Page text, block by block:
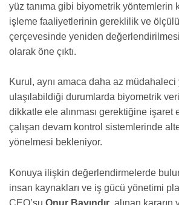
yüz tanıma gibi biyometrik yöntemlerin
işleme faaliyetlerinin gereklilik ve
çerçevesinde yeniden
olarak öne çıktı.
Kurul, aynı amaca daha az
ulaşılabildiği durumlarda biyometrik veri
dikkatle ele alınması gerektiğine işaret
çalışan devam kontrol sistemlerinde
yönelmesi bekleniyor.
Konuya ilişkin değerlendirmelerde
insan kaynakları ve iş gücü yönetimi
CEO’su Onur Bayındır, alınan kararın